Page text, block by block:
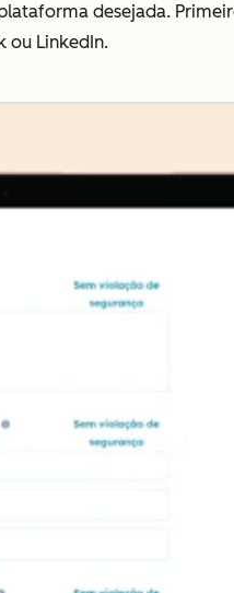
desejada.
ou LinkedIn.